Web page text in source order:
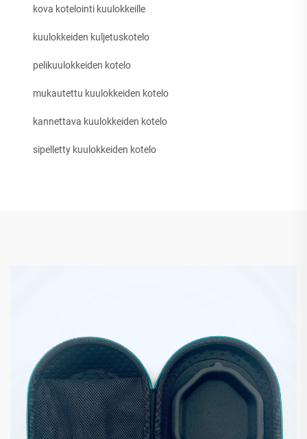
kova kotelointi kuulokkeille
kuulokkeiden kuljetuskotelo
pelikuulokkeiden kotelo
mukautettu kuulokkeiden kotelo
kannettava kuulokkeiden kotelo
sipelletty kuulokkeiden kotelo